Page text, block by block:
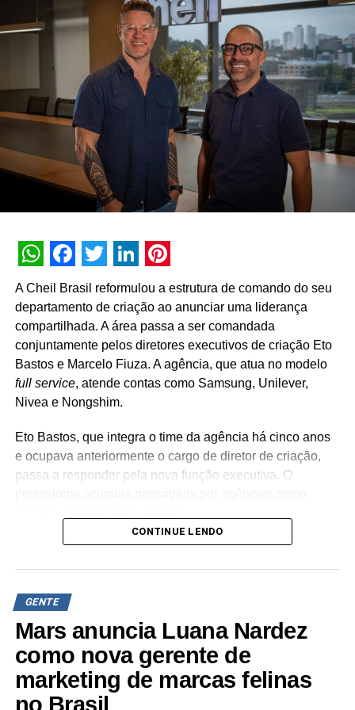
WhatsApp
Facebook
Twitter
LinkedIn
Pinterest
A Cheil Brasil reformulou a estrutura de comando do seu
departamento de criação ao anunciar uma liderança
compartilhada. A área passa a ser comandada
conjuntamente pelos diretores executivos de criação Eto
Bastos e Marcelo Fiuza. A agência, que atua no modelo
full service, atende contas como Samsung, Unilever,
Nivea e Nongshim.
Eto Bastos, que integra o time da agência há cinco anos
e ocupava anteriormente o cargo de diretor de criação,
passa a responder pela nova função executiva. O
Já Marcelo Fiuza retorna à Cheil Brasil para assumir o
posto de co-líder criativo, após ter integrado a equipe da
Fiuza reúne experiência em operações publicitárias como
Mutato, Publicis Brasil, DPZ e Neogama/BBH.
“Eto e Marcelo têm expertises distintas e
complementares, além de já terem trabalhado juntos e
conhecerem profundamente o DNA da Cheil – sabendo
CONTINUE LENDO
GENTE
Mars anuncia Luana Nardez
como nova gerente de
marketing de marcas felinas
no Brasil